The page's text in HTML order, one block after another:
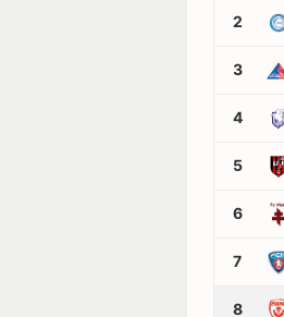
2
3
4
5
6
7
8